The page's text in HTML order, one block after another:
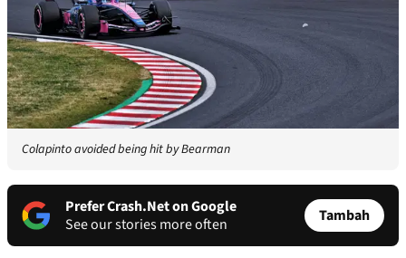
Colapinto avoided being hit by Bearman
Prefer Crash.Net on Google
See our stories more often
Tambah